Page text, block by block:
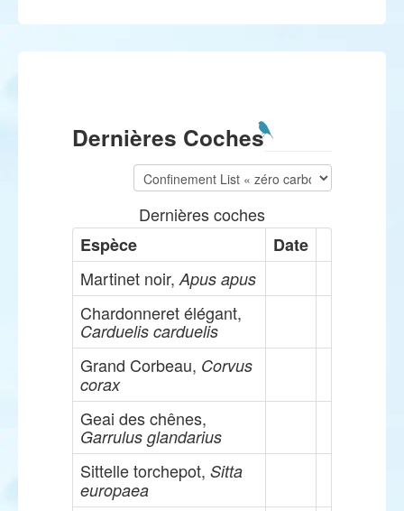
Dernières Coches
Dernières coches
Espèce
Date
Martinet noir, Apus apus
Chardonneret élégant,
Carduelis carduelis
Grand Corbeau, Corvus
corax
Geai des chênes,
Garrulus glandarius
Sittelle torchepot, Sitta
europaea